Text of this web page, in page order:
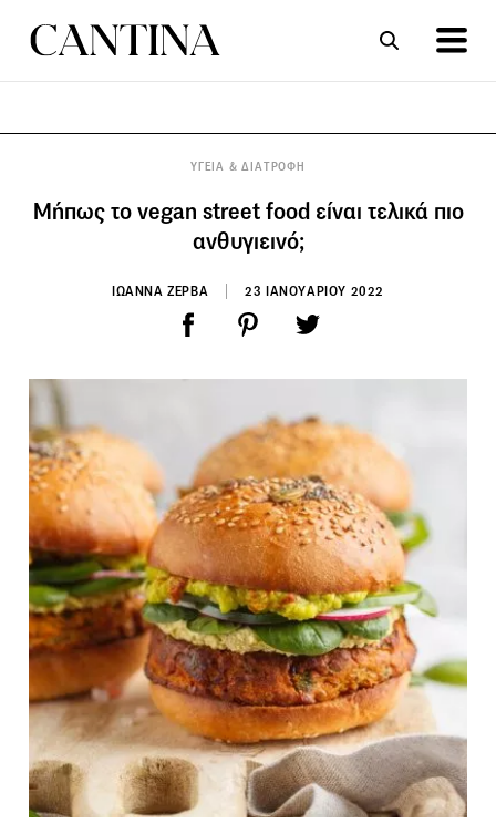
ΥΓΕΙΑ & ΔΙΑΤΡΟΦΗ
Mήπως το vegan street food είναι τελικά πιο
ανθυγιεινό;
ΙΩΑΝΝΑ ΖΕΡΒΑ 23 ΙΑΝΟΥΑΡΙΟΥ 2022